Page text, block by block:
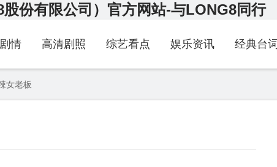
份有限公司）官方网站-与LONG8同行
情 高清剧照 综艺看点 娱乐资讯 经典台词
女老板